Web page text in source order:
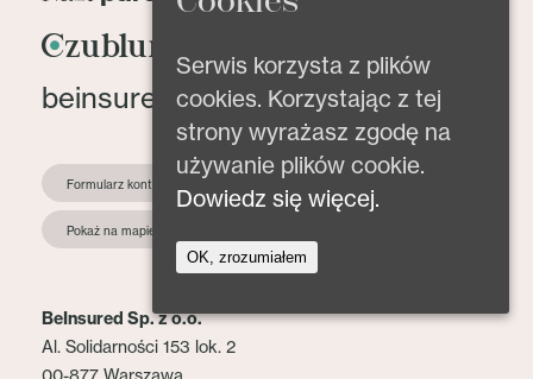
beinsured@beinsured.pl
Formularz kontaktowy
Pokaż na mapie
BeInsured Sp. z o.o.
Al. Solidarności 153 lok. 2
Serwis korzysta z plików
cookies. Korzystając z tej
strony wyrażasz zgodę na
używanie plików cookie.
Dowiedz się więcej.
OK, zrozumiałem